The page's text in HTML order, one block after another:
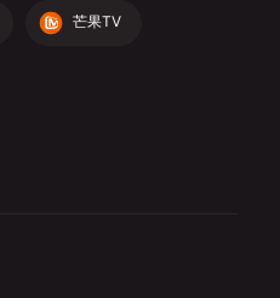
芒果TV